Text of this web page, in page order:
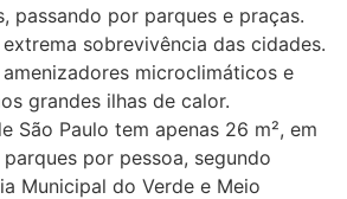
passando por parques e praças.
sobrevivência das cidades.
amenizadores microclimáticos e
grandes ilhas de calor.
São Paulo tem apenas 26 m², em
por pessoa, segundo
Municipal do Verde e Meio